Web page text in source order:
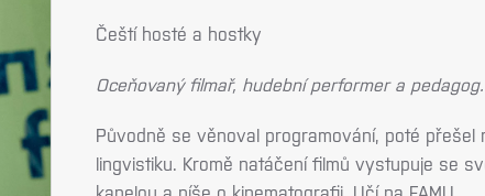
Čeští hosté a hostky
Oceňovaný filmař, hudební performer a pedagog.
Původně se věnoval programování, poté přešel
lingvistiku. Kromě natáčení filmů vystupuje se
kapelou a píše o kinematografii. Učí na FAMU.